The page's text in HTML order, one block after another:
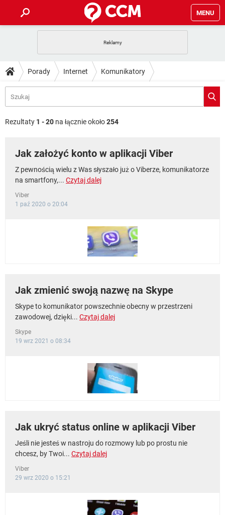
MENU
GRY WHATSAPP
INSTAGRAM FACEBOOK
WINDOWS 10
PORADY
PlayStation
GRY
SPOTIFY
WINDOWS 10
DO POBRANIA
ANDROID TIKTOK
GRY
FACEBOOK
WINDOWS 10
GRY WHATSAPP
SPOTIFY NETFLIX
WINDOWS 10
GRY
SPOTIFY
Porady Internet Komunikatory
Rezultaty 1 - 20 na łącznie około254
Jak założyć konto w aplikacji Viber
Z pewnością wielu z Was słyszało już o Viberze, komunikatorze
na smartfony,... Czytaj dalej
Viber
1 paź 2020 o 20:04
Jak zmienić swoją nazwę na Skype
Skype to komunikator powszechnie obecny w przestrzeni
zawodowej, dzięki... Czytaj dalej
Skype
19 wrz 2021 o 08:34
Jak ukryć status online w aplikacji Viber
Jeśli nie jesteś w nastroju do rozmowy lub po prostu nie
chcesz, by Twoi... Czytaj dalej
Viber
29 wrz 2020 o 15:21